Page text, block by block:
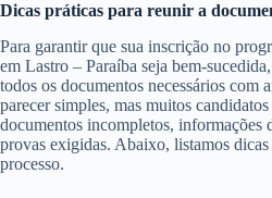
Dicas práticas para reunir a
Para garantir que sua inscrição no
em Lastro – Paraíba seja bem-
todos os documentos necessários com
parecer simples, mas muitos
documentos incompletos, informações
provas exigidas. Abaixo, listamos
processo.